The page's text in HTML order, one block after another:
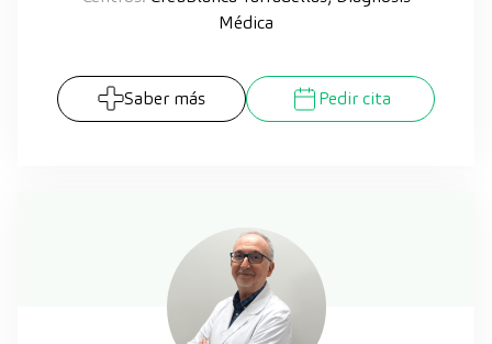
Médica
Saber más Pedir cita